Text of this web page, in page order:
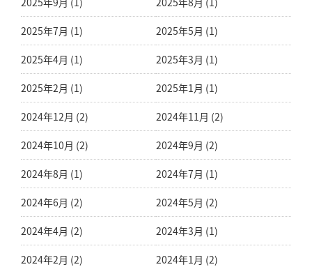
2025年7月 (1) 2025年5月 (1)
2025年4月 (1) 2025年3月 (1)
2025年2月 (1) 2025年1月 (1)
2024年12月 (2) 2024年11月 (2)
2024年10月 (2) 2024年9月 (2)
2024年8月 (1) 2024年7月 (1)
2024年6月 (2) 2024年5月 (2)
2024年4月 (2) 2024年3月 (1)
2024年2月 (2) 2024年1月 (2)